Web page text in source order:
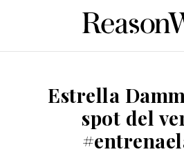
Estrella
spot del